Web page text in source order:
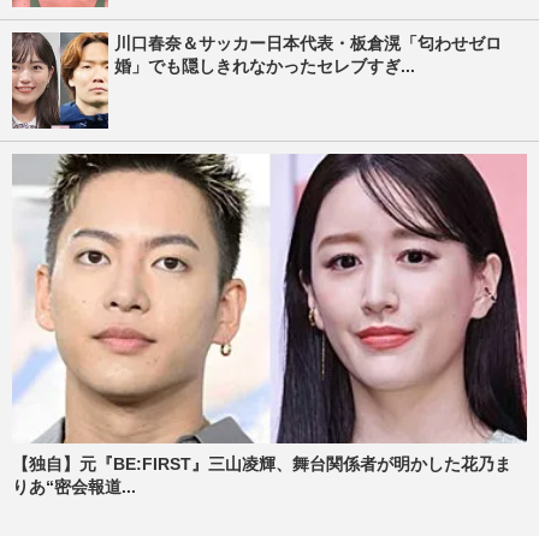
川口春奈＆サッカー日本代表・板倉滉「匂わせゼロ
婚」でも隠しきれなかったセレブすぎ...
【独自】元『BE:FIRST』三山凌輝、舞台関係者が明かした花乃ま
りあ“密会報道...